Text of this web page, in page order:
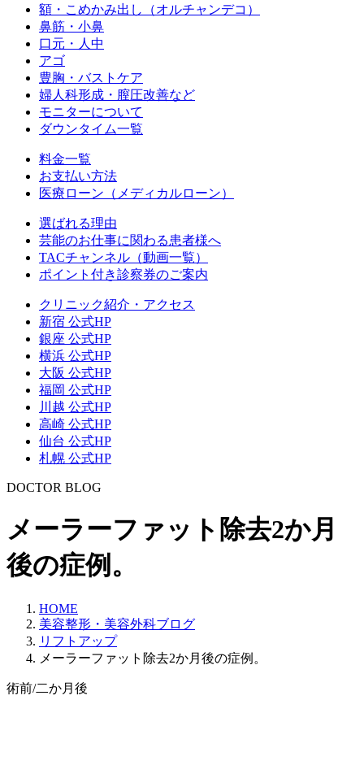
額・こめかみ出し（オルチャンデコ）
鼻筋・小鼻
口元・人中
アゴ
豊胸・バストケア
婦人科形成・膣圧改善など
モニターについて
ダウンタイム一覧
料金一覧
お支払い方法
医療ローン（メディカルローン）
選ばれる理由
芸能のお仕事に関わる患者様へ
TACチャンネル（動画一覧）
ポイント付き診察券のご案内
クリニック紹介・アクセス
新宿 公式HP
銀座 公式HP
横浜 公式HP
大阪 公式HP
福岡 公式HP
川越 公式HP
高崎 公式HP
仙台 公式HP
札幌 公式HP
DOCTOR BLOG
メーラーファット除去2か月
後の症例。
HOME
美容整形・美容外科ブログ
リフトアップ
メーラーファット除去2か月後の症例。
術前/二か月後